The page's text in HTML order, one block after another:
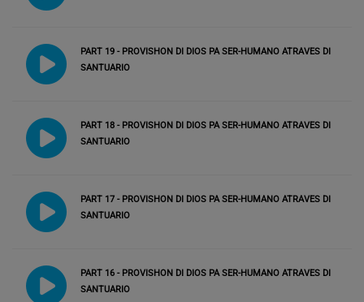
PART 19 - PROVISHON DI DIOS PA SER-HUMANO ATRAVES DI
SANTUARIO
PART 18 - PROVISHON DI DIOS PA SER-HUMANO ATRAVES DI
SANTUARIO
PART 17 - PROVISHON DI DIOS PA SER-HUMANO ATRAVES DI
SANTUARIO
PART 16 - PROVISHON DI DIOS PA SER-HUMANO ATRAVES DI
SANTUARIO